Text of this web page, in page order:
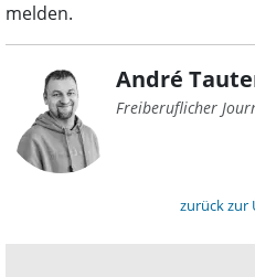
melden.
André
Freiberuflicher
zurück zur